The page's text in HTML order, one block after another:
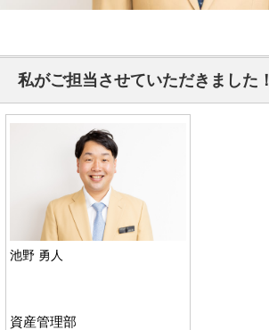
私がご担当させていただきました！
池野 勇人
資産管理部